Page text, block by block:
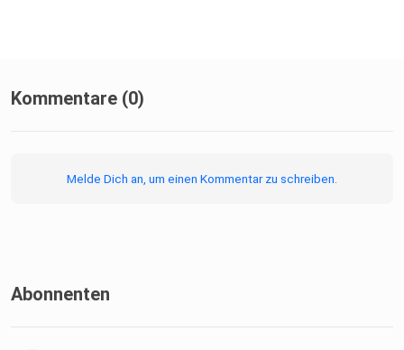
Kommentare (0)
Melde Dich an, um einen Kommentar zu schreiben.
Abonnenten